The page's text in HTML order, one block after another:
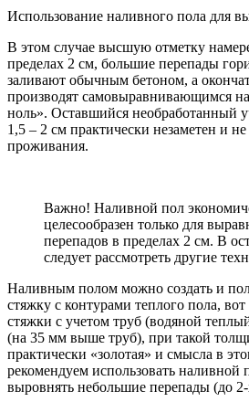
Использование наливного пола для
В этом случае высшую отметку
пределах 2 см, большие перепады
заливают обычным бетоном, а
производят самовыравнивающимся
ноль». Оставшийся необработанный
1,5 – 2 см практически незаметен и не
проживания.
Важно! Наливной пол
целесообразен только для
перепадов в пределах 2 см. В
следует рассмотреть другие
Наливным полом можно создать и
стяжку с контурами теплого пола,
стяжки с учетом труб (водяной
(на 35 мм выше труб), при такой
практически «золотая» и смысла в
рекомендуем использовать наливной
выровнять небольшие перепады (до